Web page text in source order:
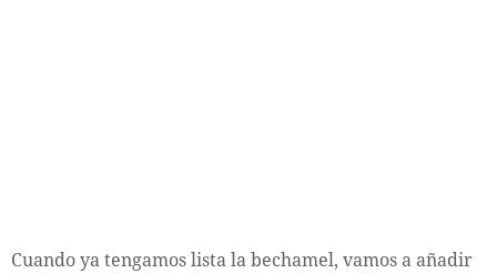
Cuando ya tengamos lista la bechamel, vamos a añadir